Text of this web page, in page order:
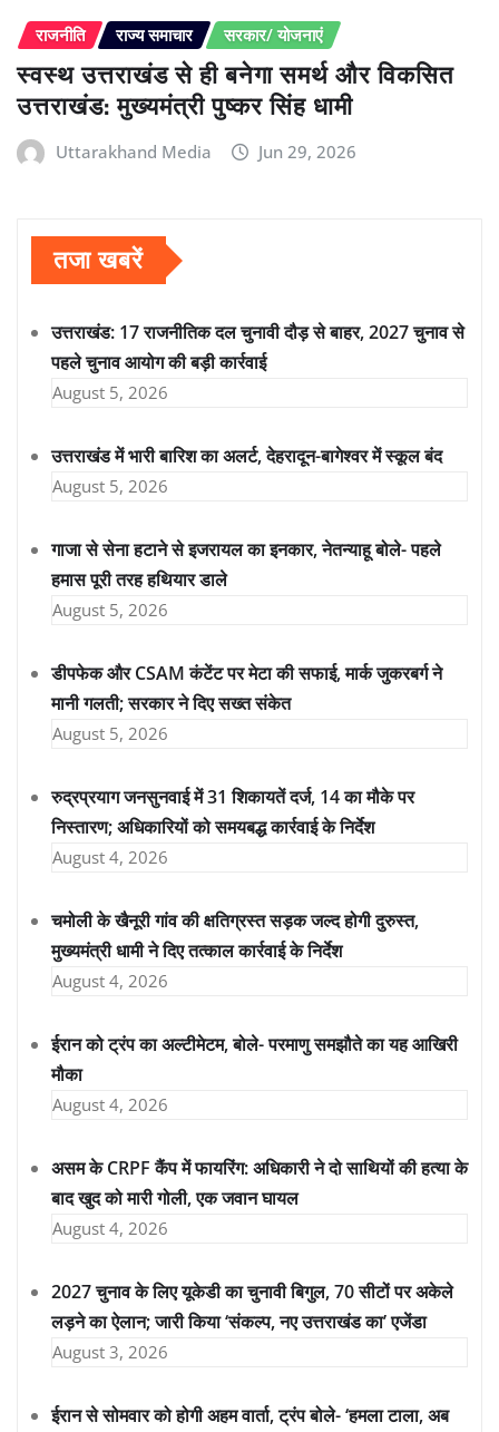
राजनीति राज्य समाचार सरकार/ योजनाएं
स्वस्थ उत्तराखंड से ही बनेगा समर्थ और विकसित
उत्तराखंड: मुख्यमंत्री पुष्कर सिंह धामी
Uttarakhand Media Jun 29, 2026
तजा खबरें
उत्तराखंड: 17 राजनीतिक दल चुनावी दौड़ से बाहर, 2027 चुनाव से
पहले चुनाव आयोग की बड़ी कार्रवाई
August 5, 2026
उत्तराखंड में भारी बारिश का अलर्ट, देहरादून-बागेश्वर में स्कूल बंद
August 5, 2026
गाजा से सेना हटाने से इजरायल का इनकार, नेतन्याहू बोले- पहले
हमास पूरी तरह हथियार डाले
August 5, 2026
डीपफेक और CSAM कंटेंट पर मेटा की सफाई, मार्क जुकरबर्ग ने
मानी गलती; सरकार ने दिए सख्त संकेत
August 5, 2026
रुद्रप्रयाग जनसुनवाई में 31 शिकायतें दर्ज, 14 का मौके पर
निस्तारण; अधिकारियों को समयबद्ध कार्रवाई के निर्देश
August 4, 2026
चमोली के खैनूरी गांव की क्षतिग्रस्त सड़क जल्द होगी दुरुस्त,
मुख्यमंत्री धामी ने दिए तत्काल कार्रवाई के निर्देश
August 4, 2026
ईरान को ट्रंप का अल्टीमेटम, बोले- परमाणु समझौते का यह आखिरी
मौका
August 4, 2026
असम के CRPF कैंप में फायरिंग: अधिकारी ने दो साथियों की हत्या के
बाद खुद को मारी गोली, एक जवान घायल
August 4, 2026
2027 चुनाव के लिए यूकेडी का चुनावी बिगुल, 70 सीटों पर अकेले
लड़ने का ऐलान; जारी किया ‘संकल्प, नए उत्तराखंड का’ एजेंडा
August 3, 2026
ईरान से सोमवार को होगी अहम वार्ता, ट्रंप बोले- ‘हमला टाला, अब